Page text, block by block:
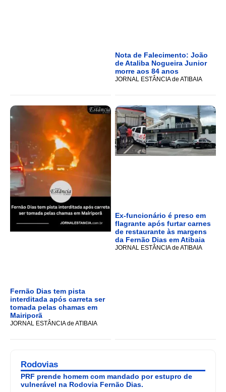
Nota de Falecimento: João
de Ataliba Nogueira Junior
morre aos 84 anos
JORNAL ESTÂNCIA de ATIBAIA
Fernão Dias tem pista
interditada após carreta ser
tomada pelas chamas em
Mairiporã
JORNAL ESTÂNCIA de ATIBAIA
Ex-funcionário é preso em
flagrante após furtar carnes
de restaurante às margens
da Fernão Dias em Atibaia
JORNAL ESTÂNCIA de ATIBAIA
Rodovias
PRF prende homem com mandado por estupro de
vulnerável na Rodovia Fernão Dias.